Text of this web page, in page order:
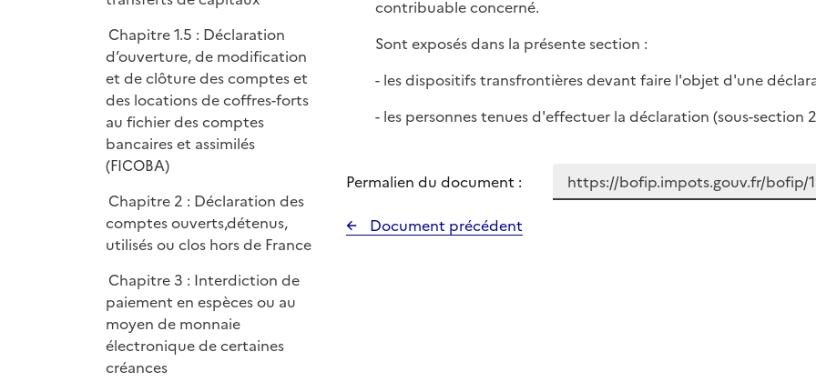
e
r
Chapitre 1.5 : Déclaration
d’ouverture, de modification
et de clôture des comptes et
des locations de coffres-forts
au fichier des comptes
bancaires et assimilés
(FICOBA)
Chapitre 2 : Déclaration des
comptes ouverts,détenus,
utilisés ou clos hors de France
Chapitre 3 : Interdiction de
paiement en espèces ou au
moyen de monnaie
électronique de certaines
créances
contribuable concerné.
Sont exposés dans la présente section :
- les dispositifs transfrontières devant faire l'objet d'une
- les personnes tenues d'effectuer la déclaration (sous-section
Permalien du document :
Document précédent